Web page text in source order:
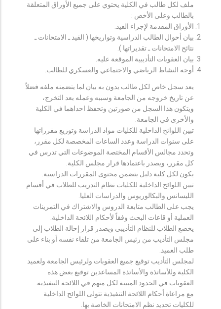
ملف لكل طالب في الكلية يحتوي على جميع الأوراق المتعلقة
بالطالب وعلى الأخص :
الأوراق المقدمة لإجراء القيد.
بيان أحوال الطالب الدراسية وتواريخها ( القيد ـ الامتحانات ـ
نتائح الامتحانات ـ تقديراتها ).
بيان العقوبات التأديبية الموقعة عليه.
أوجه النشاط الرياضي والاجتماعي والعسكري للطالب.
يعد سجل خاص لكل طالب يدون به بيان لما يتضمنه ملفه فضلاً
عن تاريخ خروجه من الجامعة وسببه وعمله بعد التخرج،
ويتكون هذا السجل من صورتين وتحفظ احداهما في الكلية
والأخرى في الجامعة.
تبين اللوائح الداخلية للكليات مواد الدراسة وتوزيع مقرراتها
على سنوات الدراسة وعدد الساعات المخصصة لكل مقرر،
وتحدد مجالس الأقسام المختصة الموضوعات التي تدرس في
كل مقرر، ويصدر باعتمادها قرار مجلس الكلية.
يكون لكل كلية دليل يتضمن محتوى المقررات الدراسية.
تبين اللوائح الداخلية للكليات نظام التدريب للطلاب في أقسام
الليسانس والبكالوريوس والدراسات العليا.
يجب على الطالب متابعة الدروس والاشتراك في التمرينات
العملية أو قاعات البحث وفقاً لأحكام اللائحة الداخلية.
يخضع الطلاب للنظام التأديبي ويصدر قرار إحالة الطلاب إلى
مجلس التأديب من رئيس الجامعة من تلقاء نفسه أو بناء على
طلب العميد.
لمجلس التأديب توقيع جميع العقوبات ولرئيس الجامعة ولعميد
الكلية وللأساتذة والأساتذة المساعدين توقيع بعض هذه
العقوبات في الحدود المبينة لكل منهم في اللائحة التنفيذية.
مع مراعاة أحكام اللائحة التنفيذية تتولى اللوائح الداخلية
للكليات تحديد نظم الامتحانات الخاصة بها.